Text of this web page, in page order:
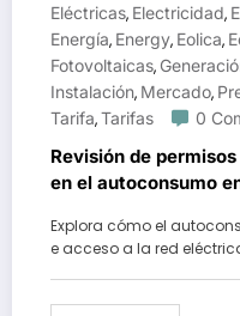
Eléctricas, Electricidad,
Energía, Energy, Eolica,
Fotovoltaicas,
Instalación, Mercado,
Tarifa,Tarifas 0
Revisión de
en el autoconsumo
Explora cómo el
e acceso a la red